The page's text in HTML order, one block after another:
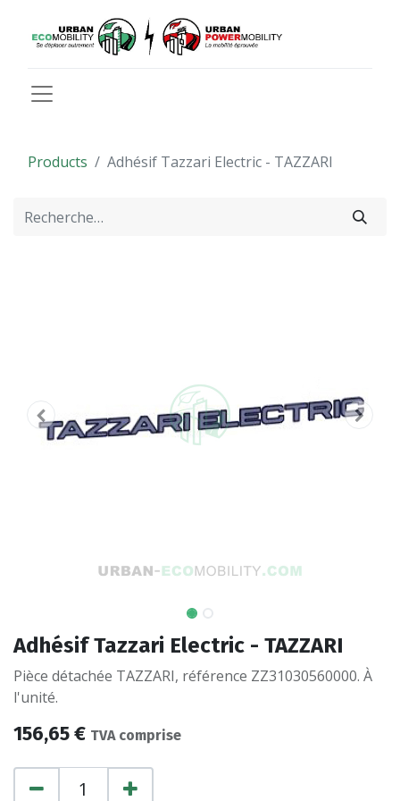
Products Adhésif Tazzari Electric - TAZZARI
Adhésif Tazzari Electric - TAZZARI
Pièce détachée TAZZARI, référence ZZ31030560000. À
l'unité.
156,65€ TVA comprise